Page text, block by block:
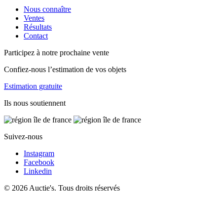
Nous connaître
Ventes
Résultats
Contact
Participez à notre prochaine vente
Confiez-nous l’estimation de vos objets
Estimation gratuite
Ils nous soutiennent
Suivez-nous
Instagram
Facebook
Linkedin
© 2026 Auctie's. Tous droits réservés